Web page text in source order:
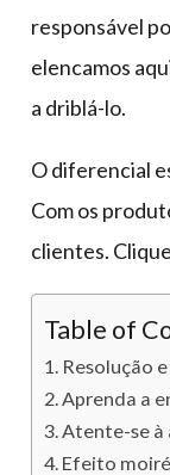
responsável
elencamos
a driblá-lo.
O diferencial
Com os
clientes. Clique
Table of
Resolução
Aprenda a
Atente-se à
Efeito